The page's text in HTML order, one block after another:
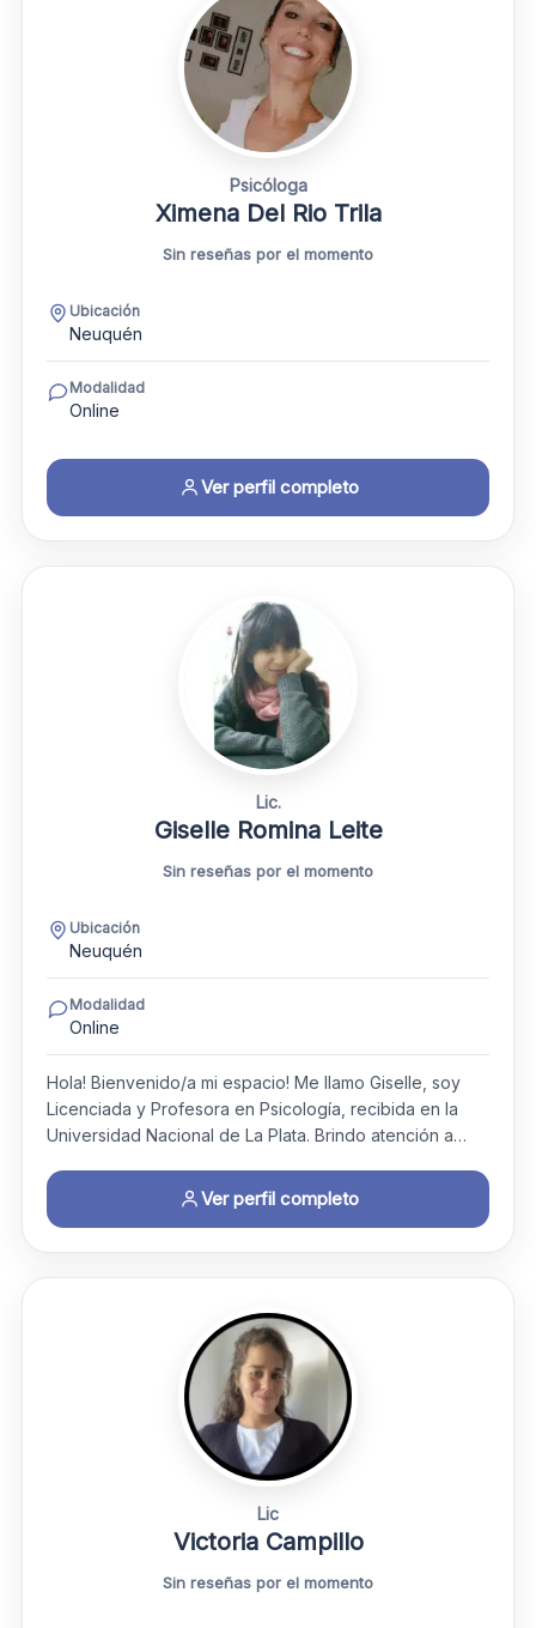
Psicóloga
Ximena Del Rio Trila
Sin reseñas por el momento
Ubicación
Neuquén
Modalidad
Online
Ver perfil completo
Lic.
Giselle Romina Leite
Sin reseñas por el momento
Ubicación
Neuquén
Modalidad
Online
Hola! Bienvenido/a mi espacio! Me llamo Giselle, soy
Licenciada y Profesora en Psicología, recibida en la
Universidad Nacional de La Plata. Brindo atención a…
Ver perfil completo
Lic
Victoria Campillo
Sin reseñas por el momento